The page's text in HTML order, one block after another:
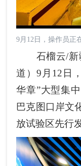
9月12日，操作员正
石榴云/新
道）9月12日
华章”大型集
巴克图口岸文
放试验区先行